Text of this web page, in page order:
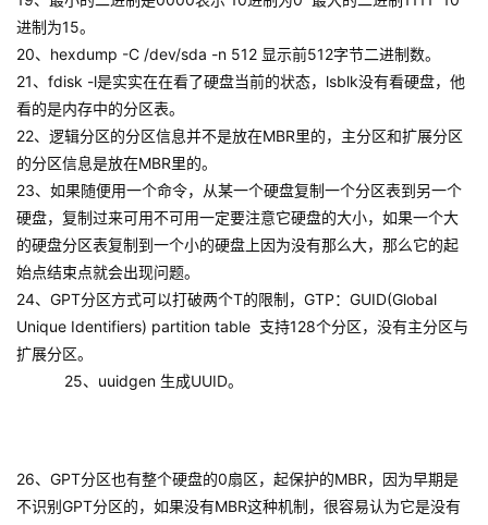
进制为15。
20、hexdump -C /dev/sda -n 512 显示前512字节二进制数。
21、fdisk -l是实实在在看了硬盘当前的状态，lsblk没有看硬盘，他
看的是内存中的分区表。
22、逻辑分区的分区信息并不是放在MBR里的，主分区和扩展分区
的分区信息是放在MBR里的。
23、如果随便用一个命令，从某一个硬盘复制一个分区表到另一个
硬盘，复制过来可用不可用一定要注意它硬盘的大小，如果一个大
的硬盘分区表复制到一个小的硬盘上因为没有那么大，那么它的起
始点结束点就会出现问题。
24、GPT分区方式可以打破两个T的限制，GTP：GUID(Global
Unique Identifiers) partition table 支持128个分区，没有主分区与
扩展分区。
    25、uuidgen 生成UUID。
26、GPT分区也有整个硬盘的0扇区，起保护的MBR，因为早期是
不识别GPT分区的，如果没有MBR这种机制，很容易认为它是没有